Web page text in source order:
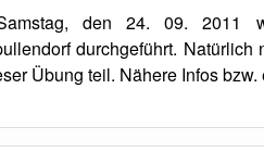
den 24. 09. 2011
durchgeführt.
Übung teil. Nähere Infos